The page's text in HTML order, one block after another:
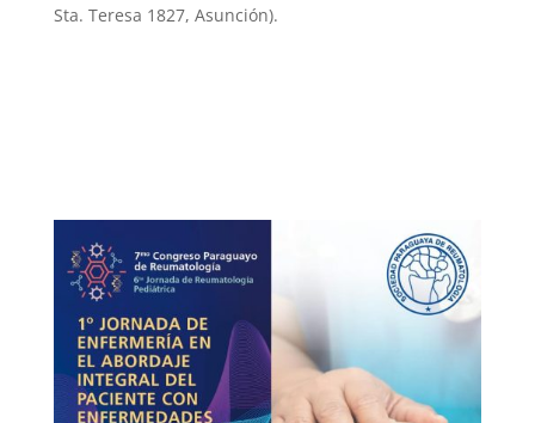
Sta. Teresa 1827, Asunción).